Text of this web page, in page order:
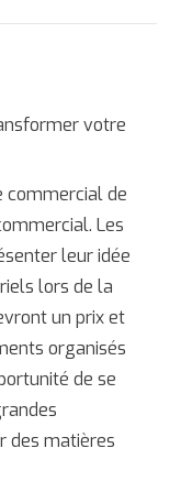
votre
commercial de
Les
leur idée
lors de la
un prix et
organisés
de se
des matières